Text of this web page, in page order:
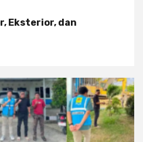
Eksterior, dan